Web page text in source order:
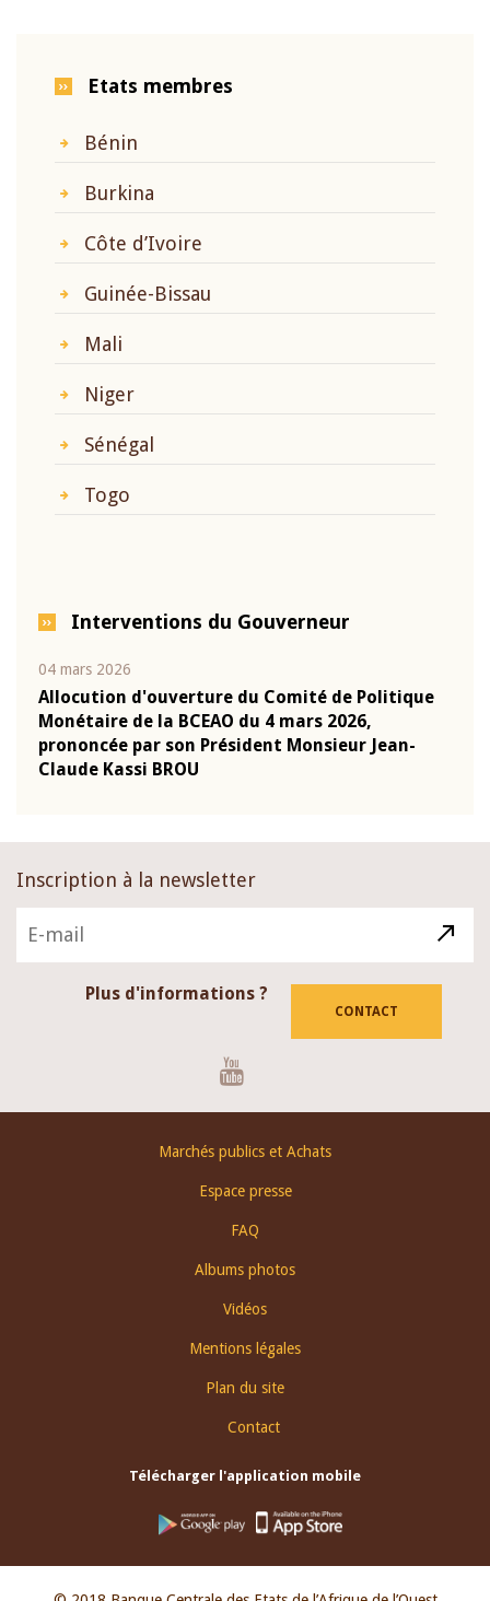
Etats membres
Bénin
Burkina
Côte d’Ivoire
Guinée-Bissau
Mali
Niger
Sénégal
Togo
Interventions du Gouverneur
04 mars 2026
Allocution d'ouverture du Comité de Politique
Monétaire de la BCEAO du 4 mars 2026,
prononcée par son Président Monsieur Jean-
Claude Kassi BROU
Inscription à la newsletter
Plus d'informations ?
CONTACT
Marchés publics et Achats
Espace presse
FAQ
Albums photos
Vidéos
Mentions légales
Plan du site
Contact
Télécharger l'application mobile